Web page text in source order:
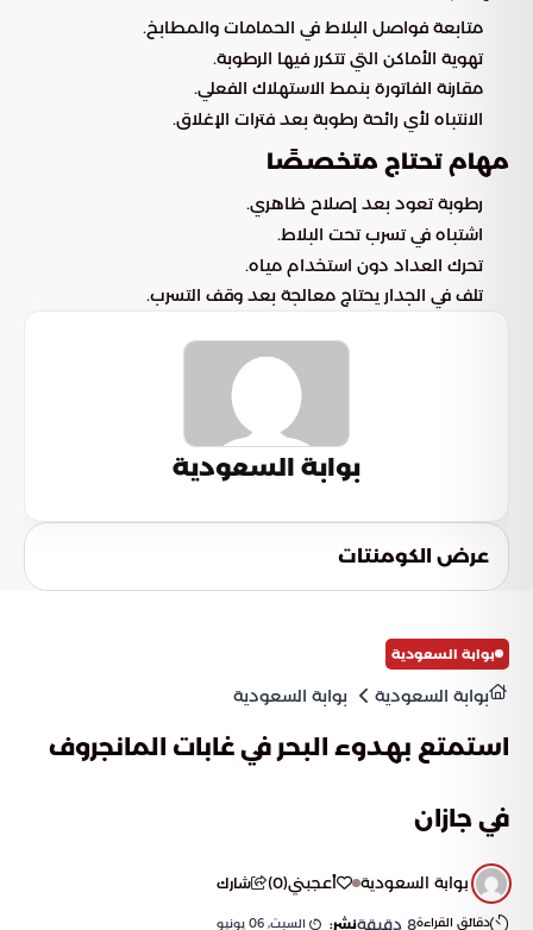
متابعة فواصل البلاط في الحمامات والمطابخ.
تهوية الأماكن التي تتكرر فيها الرطوبة.
مقارنة الفاتورة بنمط الاستهلاك الفعلي.
الانتباه لأي رائحة رطوبة بعد فترات الإغلاق.
مهام تحتاج متخصصًا
رطوبة تعود بعد إصلاح ظاهري.
اشتباه في تسرب تحت البلاط.
تحرك العداد دون استخدام مياه.
تلف في الجدار يحتاج معالجة بعد وقف التسرب.
بوابة السعودية
عرض الكومنتات
بوابة السعودية
بوابة السعودية بوابة السعودية
استمتع بهدوء البحر في غابات المانجروف
في جازان
بوابة السعودية أعجبني(
0
) شارك
دقائق القراءة8 دقيقةنشر: السبت, 06 يونيو